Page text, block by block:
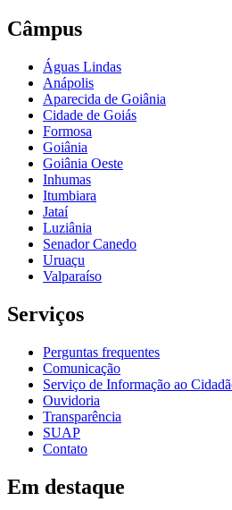
Câmpus
Águas Lindas
Anápolis
Aparecida de Goiânia
Cidade de Goiás
Formosa
Goiânia
Goiânia Oeste
Inhumas
Itumbiara
Jataí
Luziânia
Senador Canedo
Uruaçu
Valparaíso
Serviços
Perguntas frequentes
Comunicação
Serviço de Informação ao
Ouvidoria
Transparência
SUAP
Contato
Em destaque